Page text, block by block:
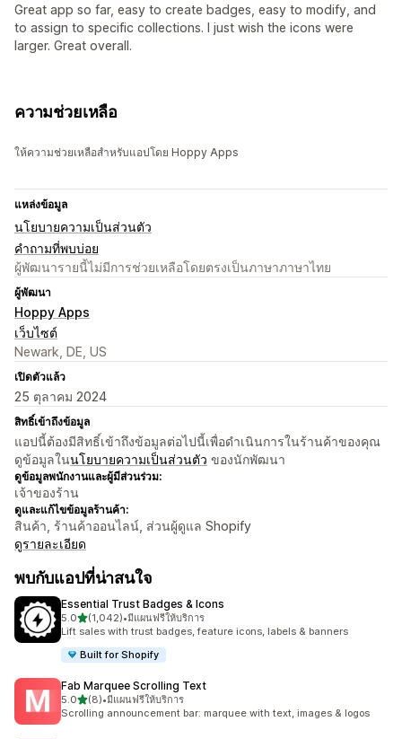
Great app so far, easy to create badges, easy to modify, and
to assign to specific collections. I just wish the icons were
larger. Great overall.
ความช่วยเหลือ
ให้ความช่วยเหลือสำหรับแอปโดย Hoppy Apps
แหล่งข้อมูล
นโยบายความเป็นส่วนตัว
คำถามที่พบบ่อย
ผู้พัฒนารายนี้ไม่มีการช่วยเหลือโดยตรงเป็นภาษาภาษาไทย
ผู้พัฒนา
Hoppy Apps
เว็บไซต์
Newark, DE, US
เปิดตัวแล้ว
25 ตุลาคม 2024
สิทธิ์เข้าถึงข้อมูล
แอปนี้ต้องมีสิทธิ์เข้าถึงข้อมูลต่อไปนี้เพื่อดำเนินการในร้านค้าของคุณ
ดูข้อมูลในนโยบายความเป็นส่วนตัว ของนักพัฒนา
ดูข้อมูลพนักงานและผู้มีส่วนร่วม:
เจ้าของร้าน
ดูและแก้ไขข้อมูลร้านค้า:
สินค้า, ร้านค้าออนไลน์, ส่วนผู้ดูแล Shopify
ดูรายละเอียด
พบกับแอปที่น่าสนใจ
Essential Trust Badges & Icons
5.0เต็ม 5 ดาว
(1,042)
ทั้งหมด 1042 รีวิว
•มีแผนฟรีให้บริการ
Lift sales with trust badges, feature icons, labels & banners
Built for Shopify
Fab Marquee Scrolling Text
5.0เต็ม 5 ดาว
(8)
ทั้งหมด 8 รีวิว
•มีแผนฟรีให้บริการ
Scrolling announcement bar: marquee with text, images & logos